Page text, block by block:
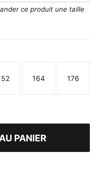
ce produit une taille
Taille Taille
164
Taille
176
PANIER